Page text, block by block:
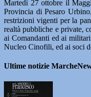
Martedì 27 ottobre il
Provincia di Pesaro
restrizioni vigenti per la
realtà pubbliche e private,
ai Comandanti ed ai
Nucleo Cinofili, ed ai soci
Ultime notizie